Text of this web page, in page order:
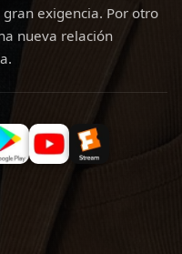
exigencia. Por otro
nueva relación